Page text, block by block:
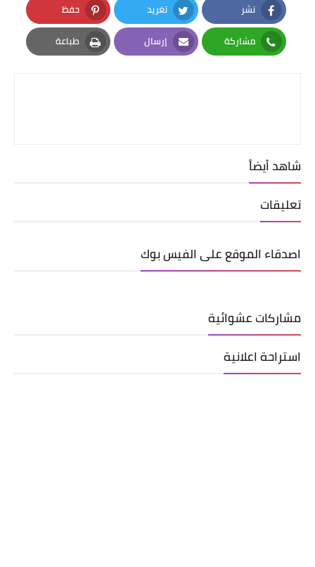
نشر
Facebook
تغريد
Twitter
حفظ
Pinterest
مشاركة
Whatsapp
إرسال
Email
طباعة
Print
شاهد أيضاً
تعليقات
اصدقاء الموقع على الفيس بوك
مشاركات عشوائية
استراحة اعلانية